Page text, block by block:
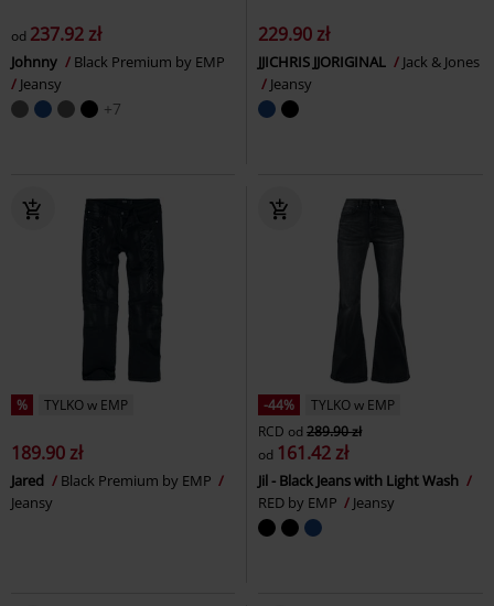
od 237.92 zł
Johnny
Black Premium by EMP
Jeansy
+7
229.90 zł
JJICHRIS JJORIGINAL
Jack & Jones
Jeansy
% TYLKO w EMP
189.90 zł
Jared
Black Premium by EMP
Jeansy
-44%
TYLKO w EMP
RCD od 289.90 zł
od 161.42 zł
Jil - Black Jeans with Light Wash
RED by EMP
Jeansy